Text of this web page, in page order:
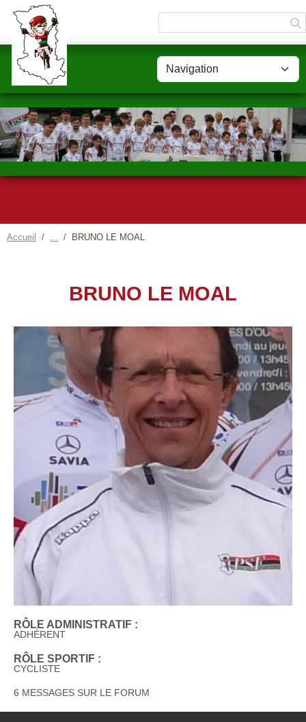
Accueil BRUNO LE MOAL
BRUNO LE MOAL
RÔLE ADMINISTRATIF :
ADHÉRENT
RÔLE SPORTIF :
CYCLISTE
6 MESSAGES SUR LE FORUM
Panneau de gestion des cookies